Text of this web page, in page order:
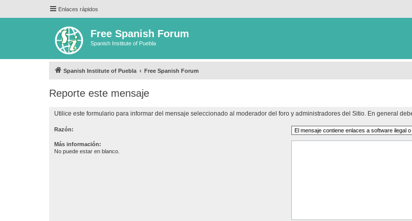
Enlaces rápidos
Free Spanish Forum
Spanish Institute of Puebla
Spanish Institute of Puebla Free Spanish Forum
Reporte este mensaje
Utilice este formulario para informar del mensaje seleccionado al moderador del foro y administradores del Sitio. En general
Razón:
Más información:
No puede estar en blanco.